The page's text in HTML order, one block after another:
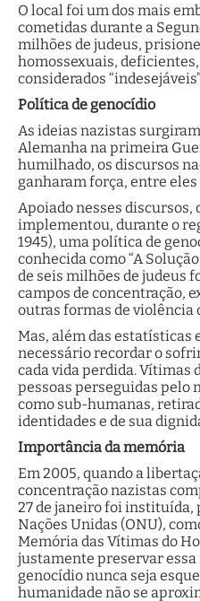
O local foi um dos mais
cometidas durante a
milhões de judeus,
homossexuais,
considerados
Política de genocídio
As ideias nazistas
Alemanha na primeira
humilhado, os discursos
ganharam força, entre
Apoiado nesses discursos,
implementou, durante o
1945), uma política de
conhecida como “A
de seis milhões de judeus
campos de concentração,
outras formas de violência
Mas, além das estatísticas
necessário recordar o
cada vida perdida. Vítimas
pessoas perseguidas pelo
como sub-humanas,
identidades e de sua
Importância da memória
Em 2005, quando a
concentração nazistas
27 de janeiro foi instituída,
Nações Unidas (ONU),
Memória das Vítimas do
justamente preservar essa
genocídio nunca seja
humanidade não se